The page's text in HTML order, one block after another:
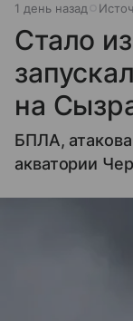
1 день назад
Стало
на
БПЛА,
акватории